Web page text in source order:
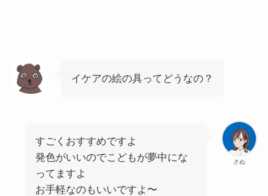
イケアの絵の具ってどうなの？
さぬ
すごくおすすめですよ
発色がいいのでこどもが夢中にな
ってますよ
お手軽なのもいいですよ〜